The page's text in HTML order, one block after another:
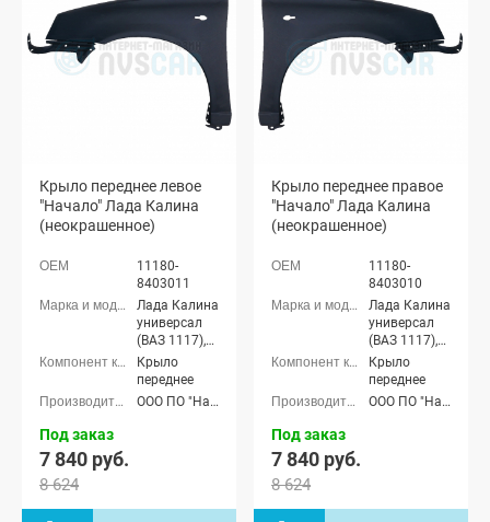
Крыло переднее левое
"Начало" Лада Калина
(неокрашенное)
11180-
8403011
Лада Калина
универсал
(ВАЗ 1117),
Лада Калина
седан (ВАЗ
1118), Лада
Калина
Крыло
переднее
ООО ПО "Начало"
Под заказ
7 840 руб.
8 624
Крыло переднее правое
"Начало" Лада Калина
(неокрашенное)
11180-
8403010
Лада Калина
универсал
(ВАЗ 1117),
Лада Калина
седан (ВАЗ
1118), Лада
Калина
Крыло
переднее
ООО ПО "Начало"
Под заказ
7 840 руб.
8 624